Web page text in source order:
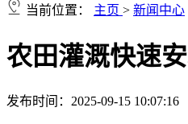
当前位置： 主页 > 新闻中心
农田灌溉快速
发布时间：2025-09-15